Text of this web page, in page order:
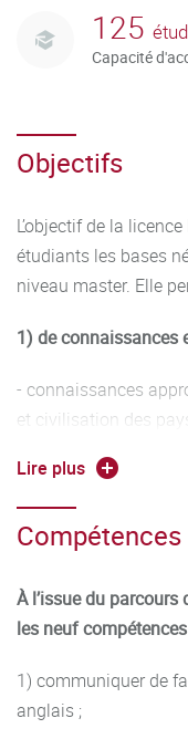
avec les pays
125
Capacité
Objectifs
L’objectif de la
étudiants les bases
niveau master. Elle
1) de connaissances
- connaissances
et civilisation des
- initiation aux
et aux principaux
2) de compétences
- acquisition d’une
d’esprit, de
secteurs publics ou
et compétences
Lire plus
À l’issue du
les neuf
1) communiquer de
anglais ;